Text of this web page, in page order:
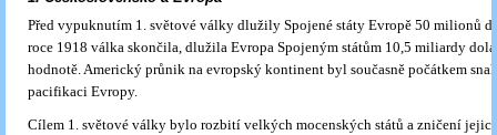
Před vypuknutím 1. světové války dlužily Spojené státy Evropě 50 milionů
roce 1918 válka skončila, dlužila Evropa Spojeným státům 10,5 miliardy
hodnotě. Americký průnik na evropský kontinent byl současně počátkem
pacifikaci Evropy.
Cílem 1. světové války bylo rozbití velkých mocenských států a zničení